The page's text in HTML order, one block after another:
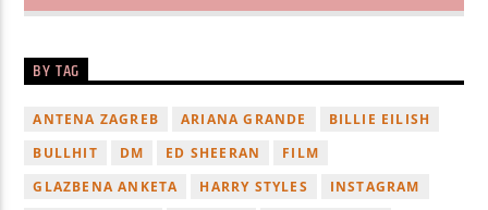
BY TAG
ANTENA ZAGREB ARIANA GRANDE
BILLIE EILISH
BULLHIT
DM ED SHEERAN
FILM
GLAZBENA ANKETA
HARRY STYLES
INSTAGRAM